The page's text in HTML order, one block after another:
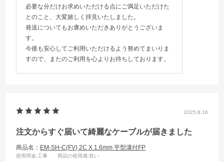
必要な分だけお求めいただける点にご満足いただけた
とのこと、大変嬉しく拝見いたしました。
発送についてもお褒めいただきありがとうございま
す。
今後も安心してご利用いただけるよう努めてまいりま
すので、またのご利用を心よりお待ちしております。
2025.8.16
注文からすぐ届いて綺麗なケーブルが届きました
商品名： EM-SH-C(FV) 2C X 1.6mm 平型溝付FP
使用用途:工事 商品の使用感:良い